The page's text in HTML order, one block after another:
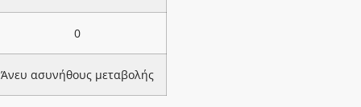
0
Άνευ ασυνήθους μεταβολής